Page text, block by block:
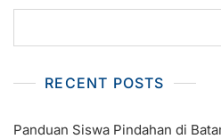
RECENT POSTS
Panduan Siswa Pindahan di